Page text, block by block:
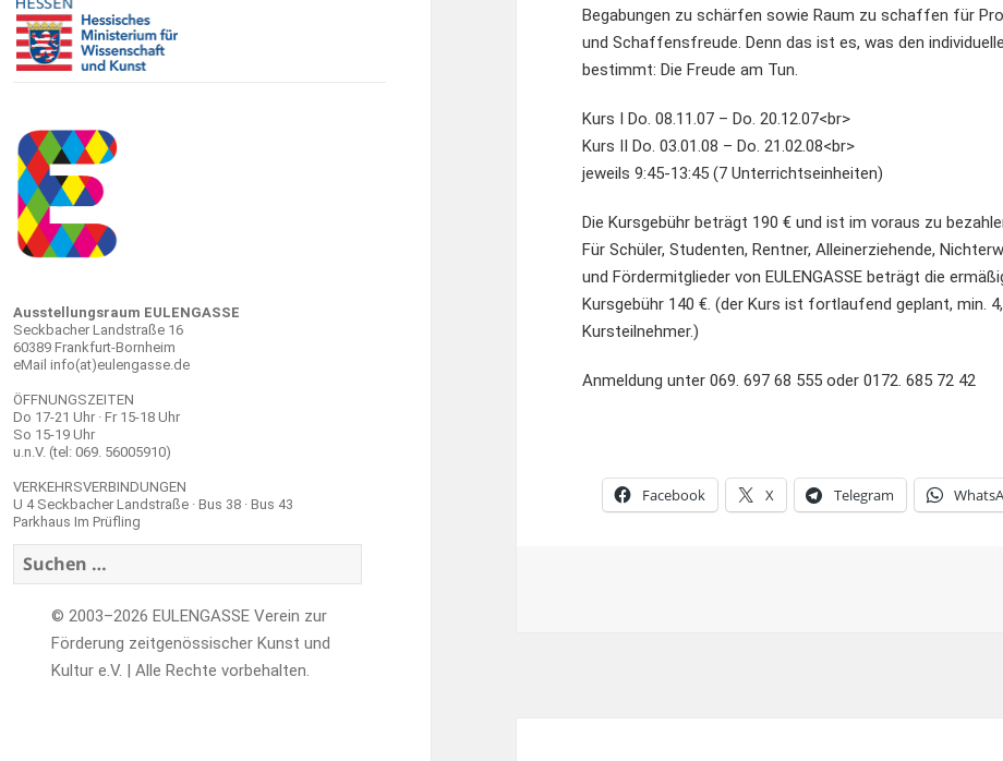
Ausstellungsraum EULENGASSE
Seckbacher Landstraße 16
60389 Frankfurt-Bornheim
eMail info(at)eulengasse.de
ÖFFNUNGSZEITEN
Do 17-21 Uhr · Fr 15-18 Uhr
So 15-19 Uhr
u.n.V. (tel: 069. 56005910)
VERKEHRSVERBINDUNGEN
U 4 Seckbacher Landstraße · Bus 38 · Bus 43
Parkhaus Im Prüfling
Suchen
nach:
© 2003–2026 EULENGASSE Verein zur
Förderung zeitgenössischer Kunst und
Kultur e.V. | Alle Rechte vorbehalten.
Begabungen zu schärfen sowie Raum zu schaffen für
und Schaffensfreude. Denn das ist es, was den
bestimmt: Die Freude am Tun.
Kurs I Do. 08.11.07 – Do. 20.12.07<br>
Kurs II Do. 03.01.08 – Do. 21.02.08<br>
jeweils 9:45-13:45 (7 Unterrichtseinheiten)
Die Kursgebühr beträgt 190 € und ist im voraus zu
Für Schüler, Studenten, Rentner, Alleinerziehende,
und Fördermitglieder von EULENGASSE beträgt die
Kursgebühr 140 €. (der Kurs ist fortlaufend geplant, min.
Kursteilnehmer.)
Anmeldung unter 069. 697 68 555 oder 0172. 685 72 42
Facebook X Telegram